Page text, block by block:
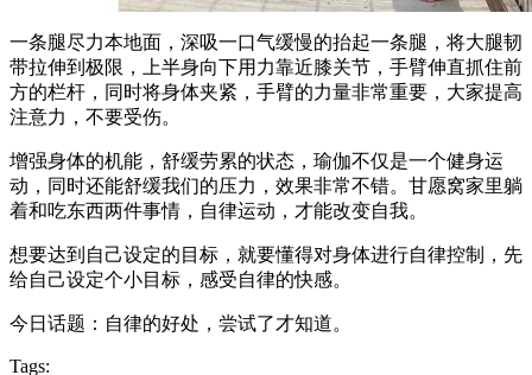
一条腿尽力本地面，深吸一口气缓慢的抬起一条腿，将大腿韧
带拉伸到极限，上半身向下用力靠近膝关节，手臂伸直抓住前
方的栏杆，同时将身体夹紧，手臂的力量非常重要，大家提高
注意力，不要受伤。
增强身体的机能，舒缓劳累的状态，瑜伽不仅是一个健身运
动，同时还能舒缓我们的压力，效果非常不错。甘愿窝家里躺
着和吃东西两件事情，自律运动，才能改变自我。
想要达到自己设定的目标，就要懂得对身体进行自律控制，先
给自己设定个小目标，感受自律的快感。
今日话题：自律的好处，尝试了才知道。
Tags: